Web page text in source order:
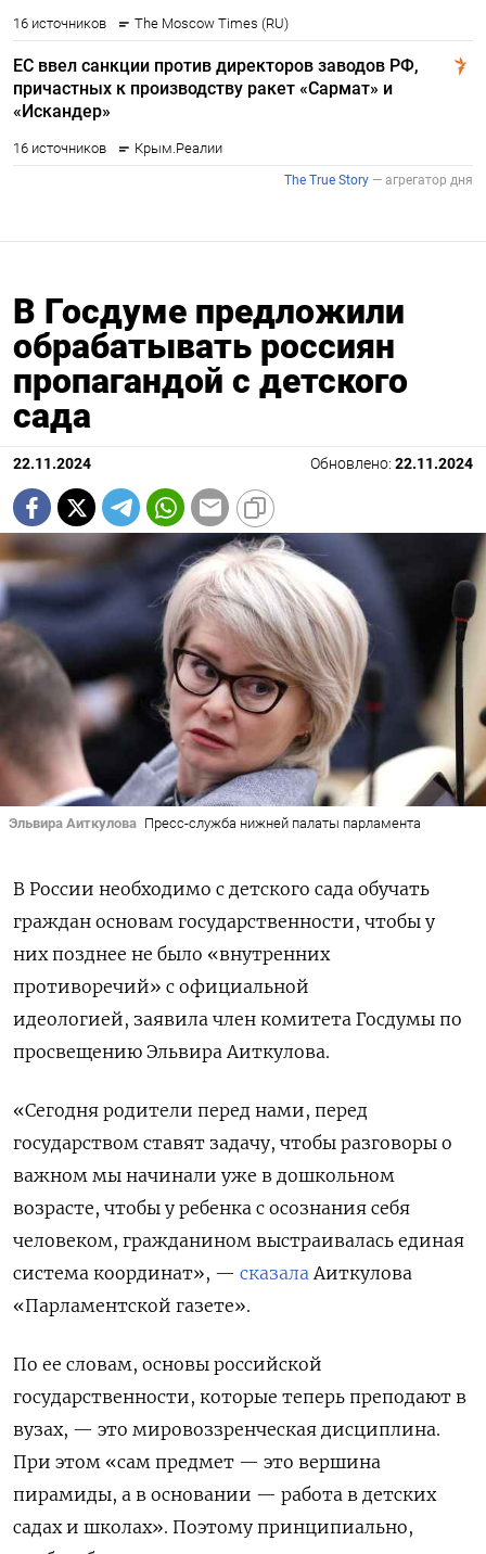
В Госдуме предложили
обрабатывать россиян
пропагандой с детского
сада
22.11.2024 Обновлено: 22.11.2024
Эльвира Аиткулова Пресс-служба нижней палаты парламента
В России необходимо с детского сада обучать
граждан основам государственности, чтобы у
них позднее не было «внутренних
противоречий» с официальной
идеологией, заявила член комитета Госдумы по
просвещению Эльвира Аиткулова.
«Сегодня родители перед нами, перед
государством ставят задачу, чтобы разговоры о
важном мы начинали уже в дошкольном
возрасте, чтобы у ребенка с осознания себя
человеком, гражданином выстраивалась единая
система координат», — сказала Аиткулова
«Парламентской газете».
По ее словам, основы российской
государственности, которые теперь преподают в
вузах, — это мировоззренческая дисциплина.
При этом «сам предмет — это вершина
пирамиды, а в основании — работа в детских
садах и школах». Поэтому принципиально,